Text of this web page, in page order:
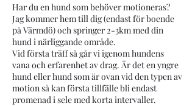
Har du en hund som behöver motioneras?
Jag kommer hem till dig (endast för boende
på Värmdö) och springer 2-3km med din
hund i närliggande område.
Vid första träff så går vi igenom hundens
vana och erfarenhet av drag. Är det en yngre
hund eller hund som är ovan vid den typen av
motion så kan första tillfälle bli endast
promenad i sele med korta intervaller.